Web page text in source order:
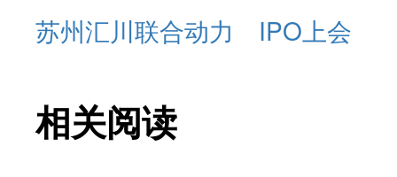
苏州汇川联合动力 IPO上会
相关阅读